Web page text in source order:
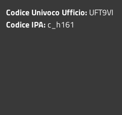
Codice Univoco Ufficio: UFT9VI
Codice IPA:c_h161